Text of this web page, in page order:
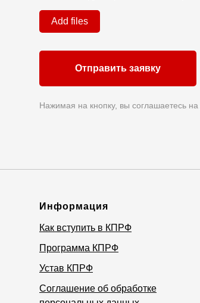
Add files
Отправить заявку
Нажимая на кнопку, вы соглашаетесь на
Информация
Как вступить в КПРФ
Программа КПРФ
Устав КПРФ
Соглашение об обработке